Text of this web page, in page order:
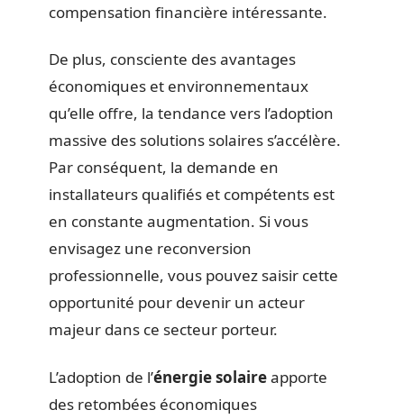
compensation financière intéressante.
De plus, consciente des avantages
économiques et environnementaux
qu’elle offre, la tendance vers l’adoption
massive des solutions solaires s’accélère.
Par conséquent, la demande en
installateurs qualifiés et compétents est
en constante augmentation. Si vous
envisagez une reconversion
professionnelle, vous pouvez saisir cette
opportunité pour devenir un acteur
majeur dans ce secteur porteur.
L’adoption de l’énergie solaireapporte
des retombées économiques